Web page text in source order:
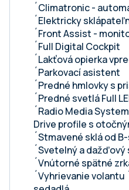
´Climatronic -
´Elektricky
´Front Assist -
´Full Digital Cockpit
´Lakťová opierka
´Parkovací asistent
´Predné hmlovky s
´Predné svetlá Full
´Radio Media
Drive profile s
´Stmavené sklá od
´Svetelný a dažďový
´Vnútorné spätné
´Vyhrievanie volantu